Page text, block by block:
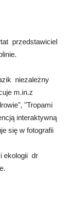
przedstawiciel
niezależny
m.in.z
"Tropami
interaktywną
się w fotografii
ekologii dr